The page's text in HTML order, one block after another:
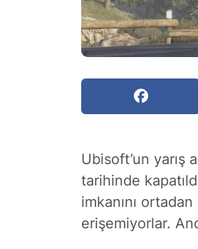
Ubisoft’un yarış
tarihinde
imkanını
erişemiyorlar.